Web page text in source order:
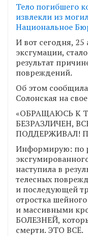
Тело погибшего
извлекли из
Национальное
И вот сегодня, 25
эксгумации,
результат
повреждений.
Об этом
Солонская на
«ОБРАЩАЮСЬ К
БЕЗРАЗЛИЧЕН,
ПОДДЕРЖИВАЛ!
Информирую: по
наступила в
телесных
и последующей
отростка
и массивными
БОЛЕЗНЕЙ,
смерти. ЭТО ВСЁ.